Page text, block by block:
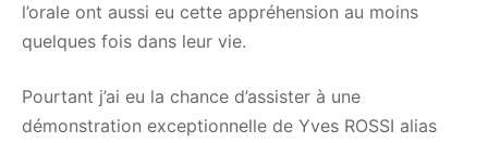
l’orale ont aussi eu cette appréhension au moins
quelques fois dans leur vie.
Pourtant j’ai eu la chance d’assister à une
démonstration exceptionnelle de Yves ROSSI alias